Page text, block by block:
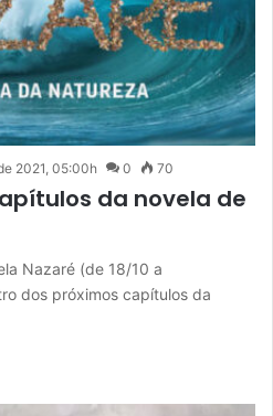
2021, 05:00h 0 70
da novela de
Nazaré (de 18/10 a
dos próximos capítulos da